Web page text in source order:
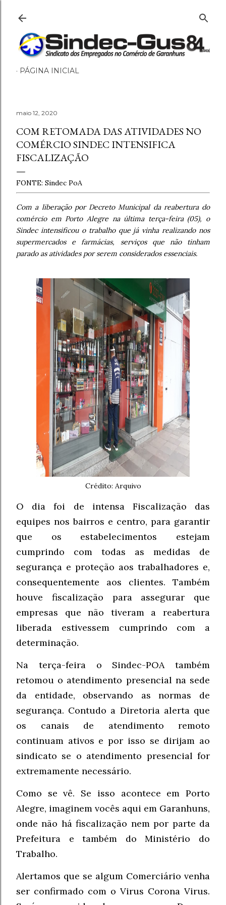
PÁGINA INICIAL
maio 12, 2020
COM RETOMADA DAS ATIVIDADES NO
COMÉRCIO SINDEC INTENSIFICA
FISCALIZAÇÃO
FONTE: Sindec PoA
Com a liberação por Decreto Municipal da reabertura do
comércio em Porto Alegre na última terça-feira (05), o
Sindec intensificou o trabalho que já vinha realizando nos
supermercados e farmácias, serviços que não tinham
parado as atividades por serem considerados essenciais.
Crédito: Arquivo
O dia foi de intensa Fiscalização das
equipes nos bairros e centro, para garantir
que os estabelecimentos estejam
cumprindo com todas as medidas de
segurança e proteção aos trabalhadores e,
consequentemente aos clientes. Também
houve fiscalização para assegurar que
empresas que não tiveram a reabertura
liberada estivessem cumprindo com a
determinação.
Na terça-feira o Sindec-POA também
retomou o atendimento presencial na sede
da entidade, observando as normas de
segurança. Contudo a Diretoria alerta que
os canais de atendimento remoto
continuam ativos e por isso se dirijam ao
sindicato se o atendimento presencial for
extremamente necessário.
Como se vê. Se isso acontece em Porto
Alegre, imaginem vocês aqui em Garanhuns,
onde não há fiscalização nem por parte da
Prefeitura e também do Ministério do
Trabalho.
Alertamos que se algum Comerciário venha
ser confirmado com o Virus Corona Virus.